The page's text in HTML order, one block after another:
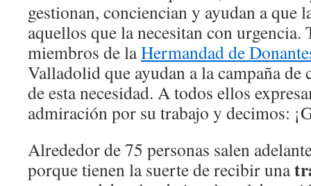
gestionan, conciencian y ayudan a que
aquellos que la necesitan con urgencia.
miembros de laHermandad de
Valladolid que ayudan a la campaña
de esta necesidad. A todos ellos
admiración por su trabajo y decimos:
Alrededor de 75 personas salen
porque tienen la suerte de recibir una